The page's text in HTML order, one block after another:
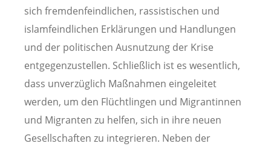
sich fremdenfeindlichen, rassistischen und
islamfeindlichen Erklärungen und Handlungen
und der politischen Ausnutzung der Krise
entgegenzustellen. Schließlich ist es wesentlich,
dass unverzüglich Maßnahmen eingeleitet
werden, um den Flüchtlingen und Migrantinnen
und Migranten zu helfen, sich in ihre neuen
Gesellschaften zu integrieren. Neben der